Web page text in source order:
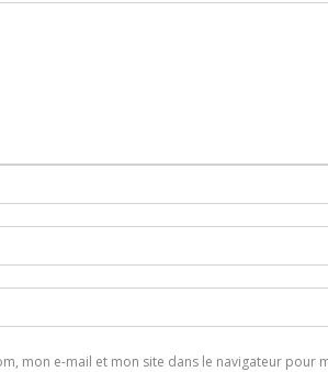
mon e-mail et mon site dans le navigateur pour